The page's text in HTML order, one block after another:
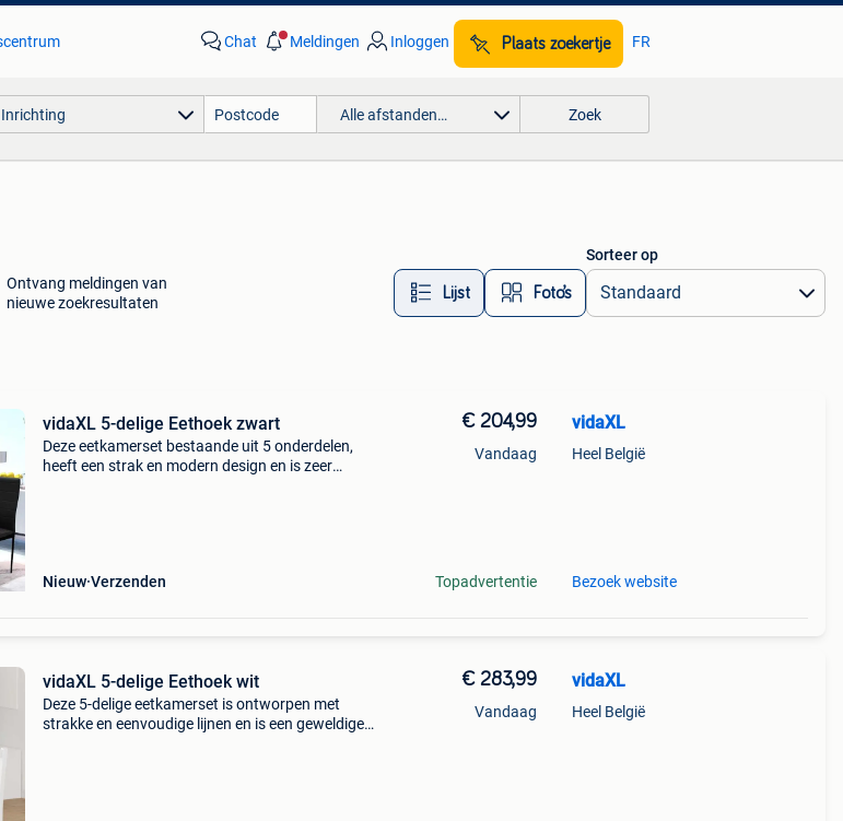
Chat Meldingen Inloggen Plaats zoekertje FR
Alle afstanden… Zoek
Ontvang meldingen van
nieuwe zoekresultaten
Lijst Foto’s
Sorteer op
vidaXL 5-delige Eethoek zwart
Deze eetkamerset bestaande uit 5 onderdelen,
heeft een strak en modern design en is zeer
Nieuw Verzenden
€ 204,99
Vandaag
Topadvertentie
vidaXL
Heel België
Bezoek website
vidaXL 5-delige Eethoek wit
Deze 5-delige eetkamerset is ontworpen met
strakke en eenvoudige lijnen en is een geweldige
€ 283,99
Vandaag
vidaXL
Heel België